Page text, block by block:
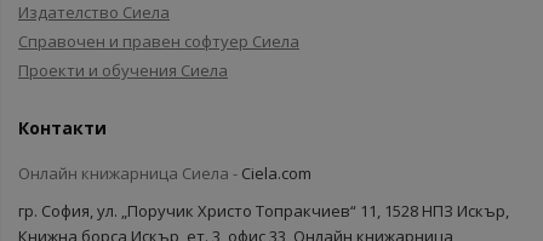
Издателство Сиела
Справочен и правен софтуер Сиела
Проекти и обучения Сиела
Контакти
Онлайн книжарница Сиела - Ciela.com
гр. София, ул. „Поручик Христо Топракчиев“ 11, 1528 НПЗ Искър,
Книжна борса Искър, ет. 3, офис 33, Онлайн книжарница